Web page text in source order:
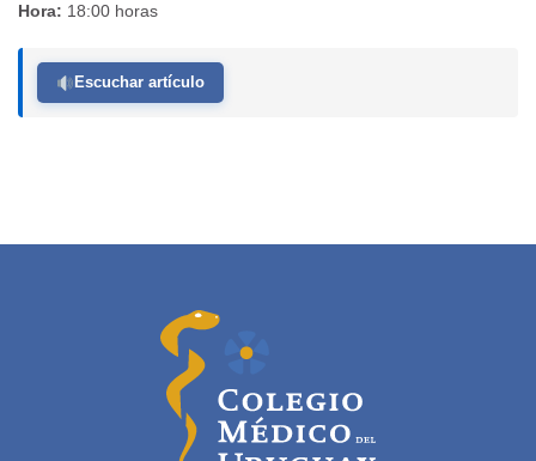
Hora: 18:00 horas
Escuchar artículo